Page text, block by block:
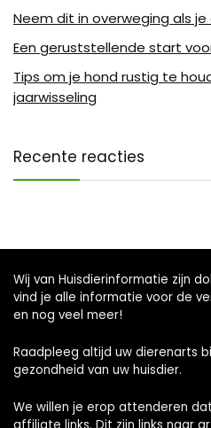
Neem dit in overweging als
Een geruststellende start
Tips om je hond rustig te
jaarwisseling
Recente reacties
Wij van Huisdierinformatie zijn
vind je alle informatie voor de
en nog veel meer!
Raadpleeg altijd uw dierenarts
gezondheid van uw huisdier.
We willen je erop attenderen